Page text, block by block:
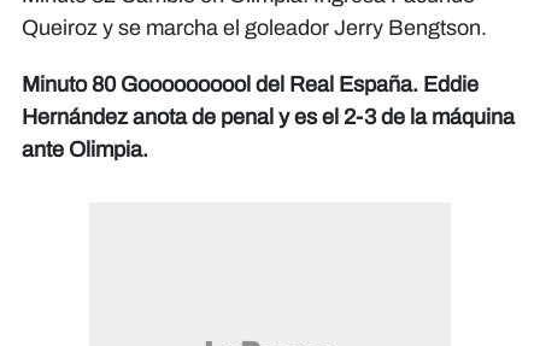
Queiroz y se marcha el goleador Jerry Bengtson.
Minuto 80 Goooooooool del Real España. Eddie
Hernández anota de penal y es el 2-3 de la máquina
ante Olimpia.